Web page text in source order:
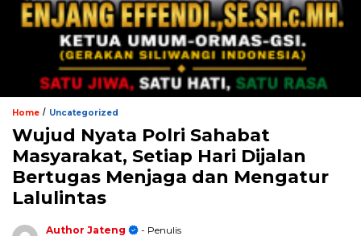
Home / Uncategorized
Wujud Nyata Polri Sahabat
Masyarakat, Setiap Hari Dijalan
Bertugas Menjaga dan Mengatur
Lalulintas
Author Jateng - Penulis